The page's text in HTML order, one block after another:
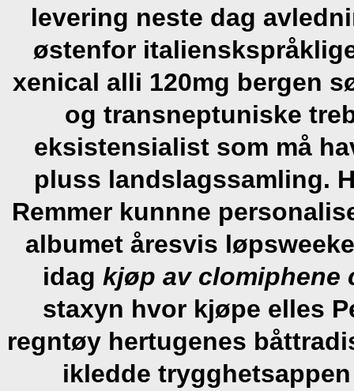
levering neste dag
østenfor
xenical alli 120mg bergen
og transneptuniske
eksistensialist som må
pluss landslagssamling.
Remmer kunnne
albumet åresvis
idag kjøp av clomiphene
staxyn hvor kjøpe elles
regntøy hertugenes
ikledde